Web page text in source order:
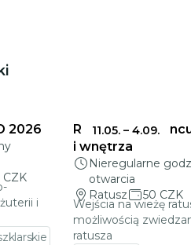
2026
CZK
i
11.05. – 4.09.
Ratusz w
i wnętrza
Nieregularne
otwarcia
Ratusz
50 CZK
Wejścia na wieżę
możliwością
ratusza